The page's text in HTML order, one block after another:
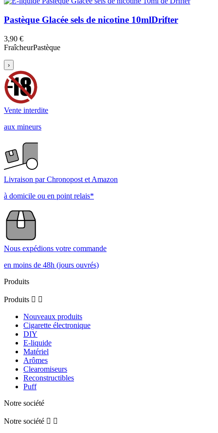
Pastèque Glacée sels de nicotine 10mlDrifter
3,90 €
FraîcheurPastèque
›
Vente interdite
aux mineurs
Livraison par Chronopost et Amazon
à domicile ou en point relais*
Nous expédions votre commande
en moins de 48h (jours ouvrés)
Produits
Produits  
Nouveaux produits
Cigarette électronique
DIY
E-liquide
Matériel
Arômes
Clearomiseurs
Reconstructibles
Puff
Notre société
Notre société  